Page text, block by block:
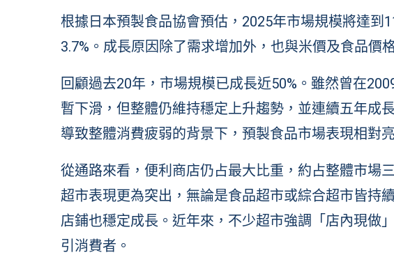
根據日本預製食品協會預估，2025年市場規模將達到
3.7%。成長原因除了需求增加外，也與米價及食品價
回顧過去20年，市場規模已成長近50%。雖然曾在
暫下滑，但整體仍維持穩定上升趨勢，並連續五年成
導致整體消費疲弱的背景下，預製食品市場表現相對
從通路來看，便利商店仍占最大比重，約占整體市場
超市表現更為突出，無論是食品超市或綜合超市皆持
店鋪也穩定成長。近年來，不少超市強調「店內現做
引消費者。